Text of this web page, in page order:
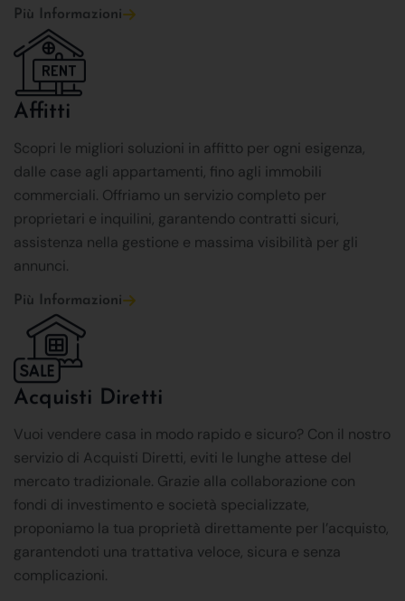
Più Informazioni
Affitti
Scopri le migliori soluzioni in affitto per ogni esigenza,
dalle case agli appartamenti, fino agli immobili
commerciali. Offriamo un servizio completo per
proprietari e inquilini, garantendo contratti sicuri,
assistenza nella gestione e massima visibilità per gli
annunci.
Più Informazioni
Acquisti Diretti
Vuoi vendere casa in modo rapido e sicuro? Con il nostro
servizio di Acquisti Diretti, eviti le lunghe attese del
mercato tradizionale. Grazie alla collaborazione con
fondi di investimento e società specializzate,
proponiamo la tua proprietà direttamente per l’acquisto,
garantendoti una trattativa veloce, sicura e senza
complicazioni.